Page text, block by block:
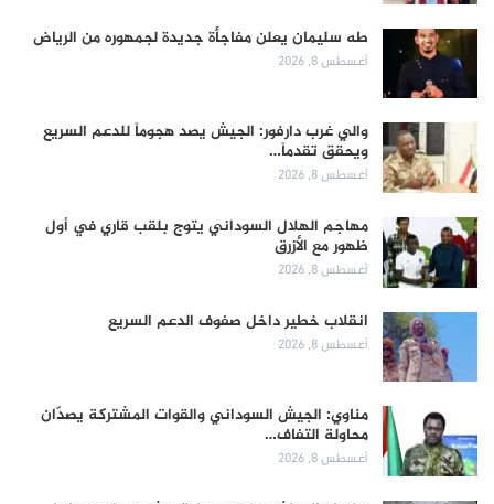
طه سليمان يعلن مفاجأة جديدة لجمهوره من الرياض
أغسطس 8, 2026
والي غرب دارفور: الجيش يصد هجوماً للدعم السريع
ويحقق تقدماً…
أغسطس 8, 2026
مهاجم الهلال السوداني يتوج بلقب قاري في أول
ظهور مع الأزرق
أغسطس 8, 2026
انقلاب خطير داخل صفوف الدعم السريع
أغسطس 8, 2026
مناوي: الجيش السوداني والقوات المشتركة يصدّان
محاولة التفاف…
أغسطس 8, 2026